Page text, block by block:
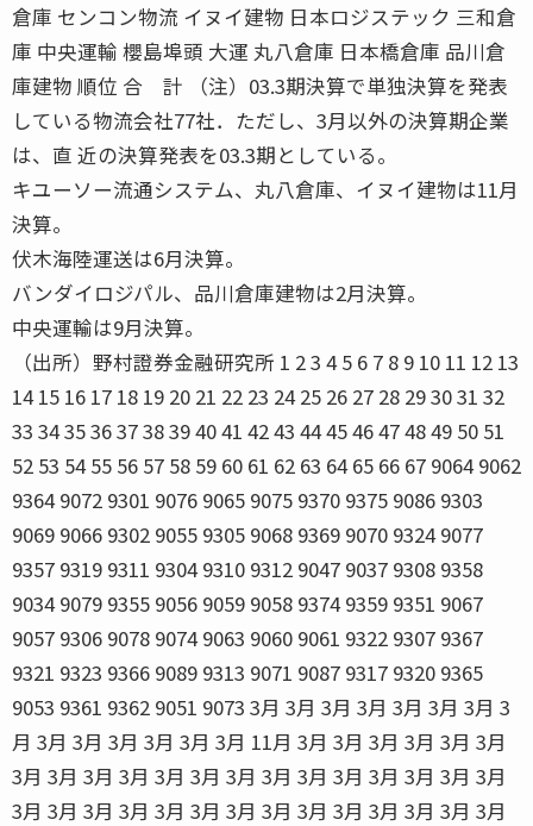
倉庫 センコン物流 イヌイ建物 日本ロジステック 三和倉
庫 中央運輸 櫻島埠頭 大運 丸八倉庫 日本橋倉庫 品川倉
庫建物 順位 合 計 （注）03.3期決算で単独決算を発表
している物流会社77社．ただし、3月以外の決算期企業
は、直 近の決算発表を03.3期としている。
キユーソー流通システム、丸八倉庫、イヌイ建物は11月
決算。
伏木海陸運送は6月決算。
バンダイロジパル、品川倉庫建物は2月決算。
中央運輸は9月決算。
（出所）野村證券金融研究所 1 2 3 4 5 6 7 8 9 10 11 12 13
14 15 16 17 18 19 20 21 22 23 24 25 26 27 28 29 30 31 32
33 34 35 36 37 38 39 40 41 42 43 44 45 46 47 48 49 50 51
52 53 54 55 56 57 58 59 60 61 62 63 64 65 66 67 9064 9062
9364 9072 9301 9076 9065 9075 9370 9375 9086 9303
9069 9066 9302 9055 9305 9068 9369 9070 9324 9077
9357 9319 9311 9304 9310 9312 9047 9037 9308 9358
9034 9079 9355 9056 9059 9058 9374 9359 9351 9067
9057 9306 9078 9074 9063 9060 9061 9322 9307 9367
9321 9323 9366 9089 9313 9071 9087 9317 9320 9365
9053 9361 9362 9051 9073 3月 3月 3月 3月 3月 3月 3月 3
月 3月 3月 3月 3月 3月 3月 11月 3月 3月 3月 3月 3月 3月
3月 3月 3月 3月 3月 3月 3月 3月 3月 3月 3月 3月 3月 3月
3月 3月 3月 3月 3月 3月 3月 3月 3月 3月 3月 3月 3月 3月